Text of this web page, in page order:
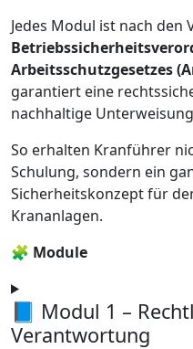
Jedes Modul ist nach den
Arbeitsschutzgesetzes
garantiert eine
nachhaltige
So erhalten Kranführer
Schulung, sondern ein
Sicherheitskonzept für
Krananlagen.
🧩 Module
📘 Modul 1 –
Verantwortung